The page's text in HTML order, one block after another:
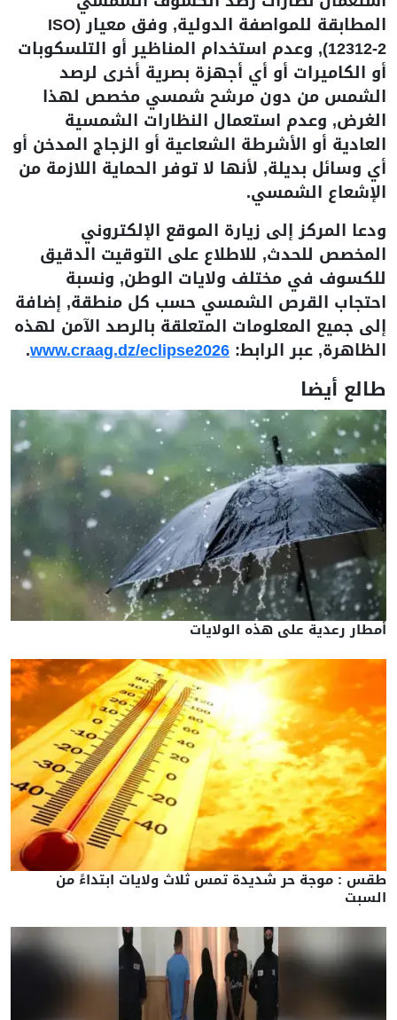
المطابقة للمواصفة الدولية, وفق معيار (ISO
12312-2), وعدم استخدام المناظير أو التلسكوبات
أو الكاميرات أو أي أجهزة بصرية أخرى لرصد
الشمس من دون مرشح شمسي مخصص لهذا
الغرض, وعدم استعمال النظارات الشمسية
العادية أو الأشرطة الشعاعية أو الزجاج المدخن أو
أي وسائل بديلة, لأنها لا توفر الحماية اللازمة من
الإشعاع الشمسي.
ودعا المركز إلى زيارة الموقع الإلكتروني
المخصص للحدث, للاطلاع على التوقيت الدقيق
للكسوف في مختلف ولايات الوطن, ونسبة
احتجاب القرص الشمسي حسب كل منطقة, إضافة
إلى جميع المعلومات المتعلقة بالرصد الآمن لهذه
الظاهرة, عبر الرابط: www.craag.dz/eclipse2026
.
طالع أيضا
أمطار رعدية على هذه الولايات
طقس : موجة حر شديدة تمس ثلاث ولايات ابتداءً من
السبت